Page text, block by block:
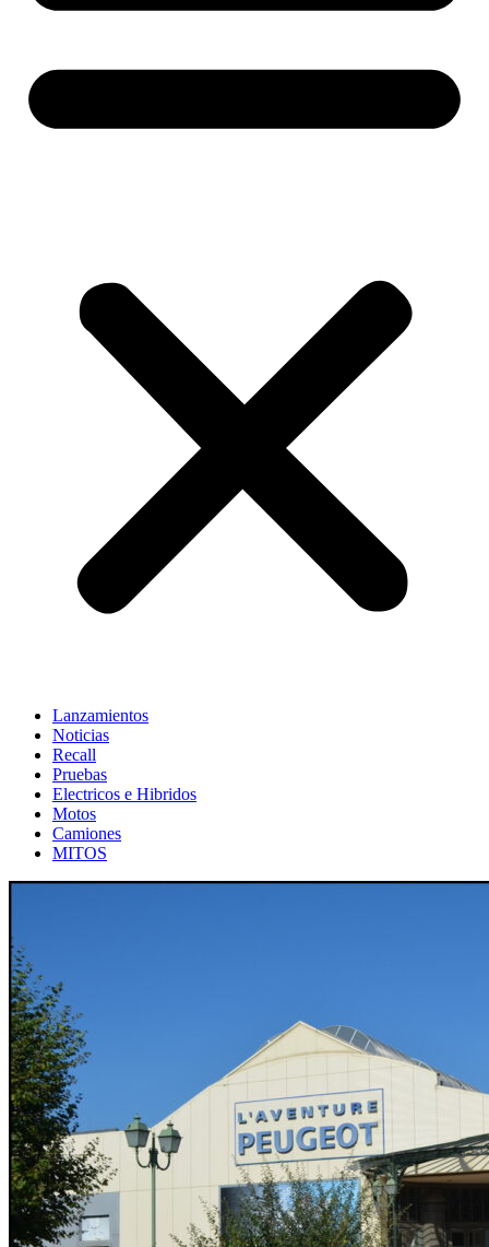
Lanzamientos
Noticias
Recall
Pruebas
Electricos e Hibridos
Motos
Camiones
MITOS